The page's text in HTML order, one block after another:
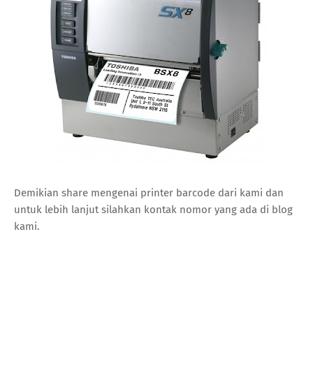
Demikian share mengenai printer barcode dari kami dan
untuk lebih lanjut silahkan kontak nomor yang ada di blog
kami.